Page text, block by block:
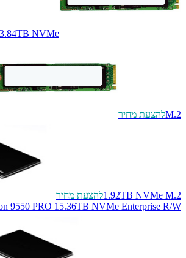
NVMe
M.2להצעת מחיר
1.92TB NVMe M.2להצעת מחיר
9550 PRO 15.36TB NVMe Enterprise R/W